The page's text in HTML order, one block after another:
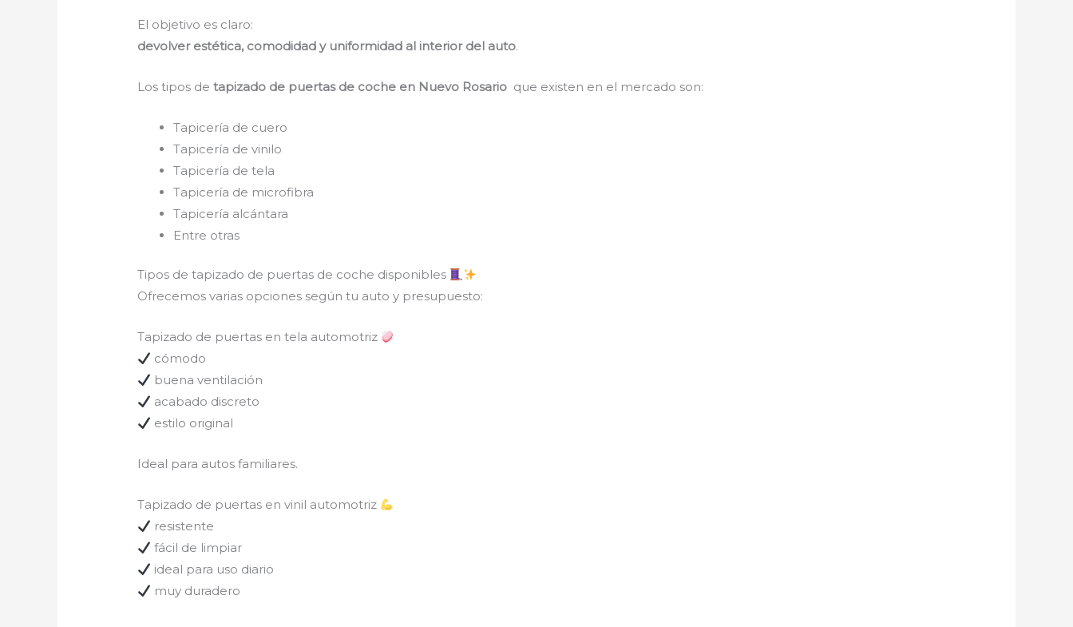
El objetivo es claro:
devolver estética, comodidad y uniformidad al interior del auto.
Los tipos de tapizado de puertas de coche en Nuevo Rosario que existen en el mercado son:
Tapicería de cuero
Tapicería de vinilo
Tapicería de tela
Tapicería de microfibra
Tapicería alcántara
Entre otras
Tipos de tapizado de puertas de coche disponibles
Ofrecemos varias opciones según tu auto y presupuesto:
Tapizado de puertas en tela automotriz
cómodo
buena ventilación
acabado discreto
estilo original
Ideal para autos familiares.
Tapizado de puertas en vinil automotriz
resistente
fácil de limpiar
ideal para uso diario
muy duradero